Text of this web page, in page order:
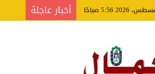
أخبار عاجلة